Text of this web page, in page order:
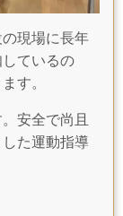
現場に長年
ているの
す。
安全で尚且
た運動指導